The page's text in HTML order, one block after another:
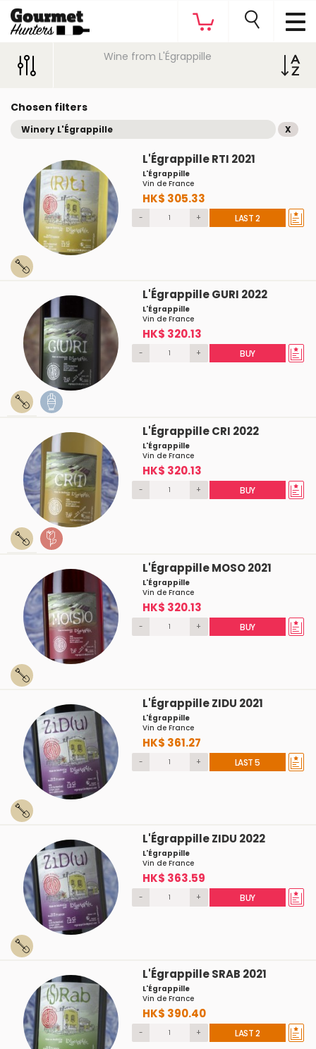
Wine from L'Égrappille
Chosen filters
Winery L'Égrappille X
L'Égrappille RTI 2021
L'Égrappille
Vin de France
HK$ 305.33
- + LAST 2
L'Égrappille GURI 2022
L'Égrappille
Vin de France
HK$ 320.13
- + BUY
L'Égrappille CRI 2022
L'Égrappille
Vin de France
HK$ 320.13
- + BUY
L'Égrappille MOSO 2021
L'Égrappille
Vin de France
HK$ 320.13
- + BUY
L'Égrappille ZIDU 2021
L'Égrappille
Vin de France
HK$ 361.27
- + LAST 5
L'Égrappille ZIDU 2022
L'Égrappille
Vin de France
HK$ 363.59
- + BUY
L'Égrappille SRAB 2021
L'Égrappille
Vin de France
HK$ 390.40
- + LAST 2